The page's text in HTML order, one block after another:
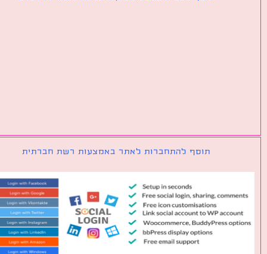
תוסף להתחברות לאתר באמצעות רשת חברתית